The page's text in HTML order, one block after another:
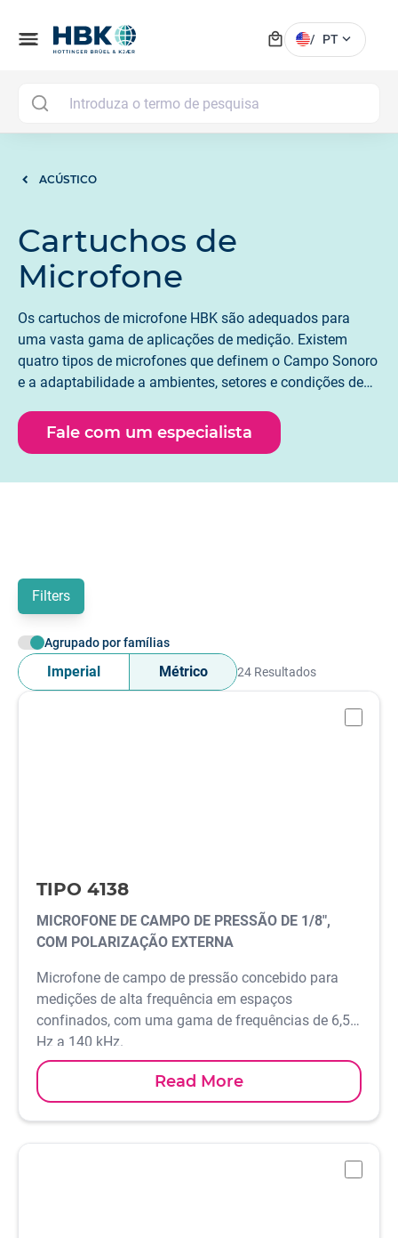
menu local_mall / PT expand_more
ACÚSTICO
Cartuchos de
Microfone
Os cartuchos de microfone HBK são adequados para
uma vasta gama de aplicações de medição. Existem
quatro tipos de microfones que definem o Campo Sonoro
e a adaptabilidade a ambientes, setores e condições de
campo livre, de campo de pressão, de campo difuso e
especiais. Os cartuchos de microfone HBK estão
Fale com um especialista
Filters
Agrupado por famílias
Imperial Métrico 24 Resultados
TIPO 4138
MICROFONE DE CAMPO DE PRESSÃO DE 1/8",
COM POLARIZAÇÃO EXTERNA
Microfone de campo de pressão concebido para
medições de alta frequência em espaços
confinados, com uma gama de frequências de 6,5
Hz a 140 kHz.
Read More